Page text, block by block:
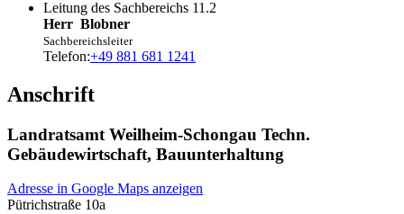
Leitung des Sachbereichs 11.2
Herr Blobner
Sachbereichsleiter
Telefon:+49 881 681 1241
Anschrift
Landratsamt Weilheim-Schongau Techn.
Gebäudewirtschaft, Bauunterhaltung
Adresse in Google Maps anzeigen
Pütrichstraße 10a